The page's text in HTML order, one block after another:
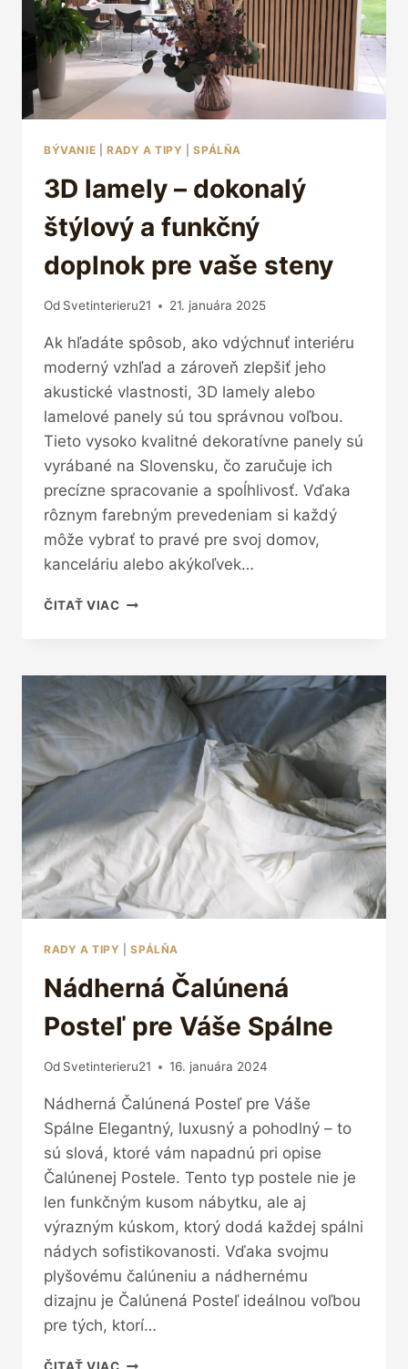
BÝVANIE RADY A TIPY |SPÁLŇA
3D lamely – dokonalý
štýlový a funkčný
doplnok pre vaše steny
Od Svetinterieru21 21. januára 2025
Ak hľadáte spôsob, ako vdýchnuť interiéru
moderný vzhľad a zároveň zlepšiť jeho
akustické vlastnosti, 3D lamely alebo
lamelové panely sú tou správnou voľbou.
Tieto vysoko kvalitné dekoratívne panely sú
vyrábané na Slovensku, čo zaručuje ich
precízne spracovanie a spoĺhlivosť. Vďaka
rôznym farebným prevedeniam si každý
môže vybrať to pravé pre svoj domov,
kanceláriu alebo akýkoľvek…
ČITAŤ VIAC3D
ŠTÝLOVÝ
FUNKČNÝ
DOPLNOK
PRE
RADY A TIPY |SPÁLŇA
Nádherná Čalúnená
Posteľ pre Váše Spálne
Od Svetinterieru21 16. januára 2024
Nádherná Čalúnená Posteľ pre Váše
Spálne Elegantný, luxusný a pohodlný – to
sú slová, ktoré vám napadnú pri opise
Čalúnenej Postele. Tento typ postele nie je
len funkčným kusom nábytku, ale aj
výrazným kúskom, ktorý dodá každej spálni
nádych sofistikovanosti. Vďaka svojmu
plyšovému čalúneniu a nádhernému
dizajnu je Čalúnená Posteľ ideálnou voľbou
pre tých, ktorí…
NÁDHERNÁ